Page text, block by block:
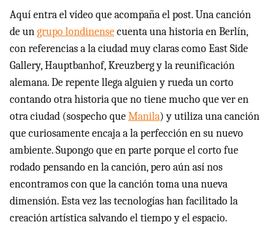
Aquí entra el vídeo que acompaña el post. Una canción
de ungrupo londinensecuenta una historia en Berlín,
con referencias a la ciudad muy claras como East Side
Gallery, Hauptbanhof, Kreuzberg y la reunificación
alemana. De repente llega alguien y rueda un corto
contando otra historia que no tiene mucho que ver en
otra ciudad (sospecho queManila) y utiliza una canción
que curiosamente encaja a la perfección en su nuevo
ambiente. Supongo que en parte porque el corto fue
rodado pensando en la canción, pero aún así nos
encontramos con que la canción toma una nueva
dimensión. Esta vez las tecnologías han facilitado la
creación artística salvando el tiempo y el espacio.